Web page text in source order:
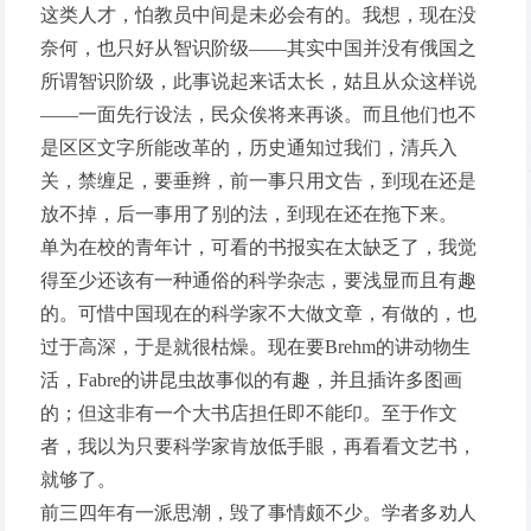
这类人才，怕教员中间是未必会有的。我想，现在没
奈何，也只好从智识阶级——其实中国并没有俄国之
所谓智识阶级，此事说起来话太长，姑且从众这样说
——一面先行设法，民众俟将来再谈。而且他们也不
是区区文字所能改革的，历史通知过我们，清兵入
关，禁缠足，要垂辫，前一事只用文告，到现在还是
放不掉，后一事用了别的法，到现在还在拖下来。
单为在校的青年计，可看的书报实在太缺乏了，我觉
得至少还该有一种通俗的科学杂志，要浅显而且有趣
的。可惜中国现在的科学家不大做文章，有做的，也
过于高深，于是就很枯燥。现在要Brehm的讲动物生
活，Fabre的讲昆虫故事似的有趣，并且插许多图画
的；但这非有一个大书店担任即不能印。至于作文
者，我以为只要科学家肯放低手眼，再看看文艺书，
就够了。
前三四年有一派思潮，毁了事情颇不少。学者多劝人